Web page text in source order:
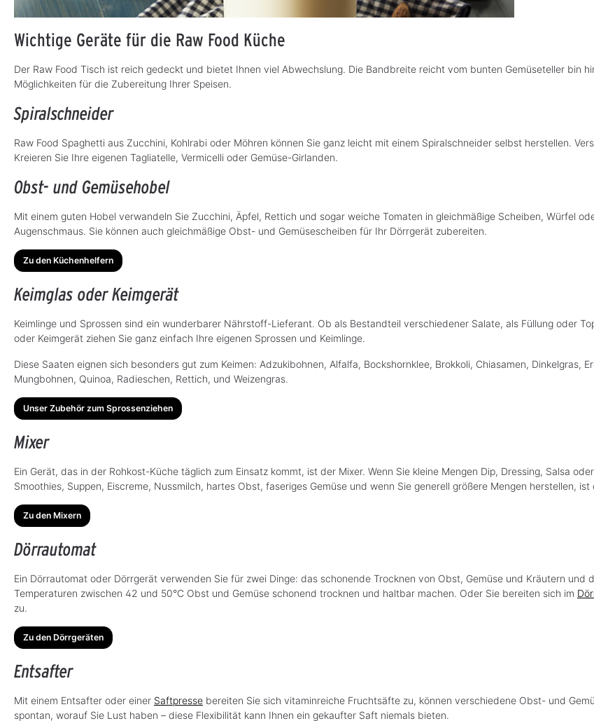
Wichtige Geräte für die Raw Food Küche
Der Raw Food Tisch ist reich gedeckt und bietet Ihnen viel Abwechslung. Die Bandbreite reicht vom bunten Gemüseteller bin
Möglichkeiten für die Zubereitung Ihrer Speisen.
Spiralschneider
Raw Food Spaghetti aus Zucchini, Kohlrabi oder Möhren können Sie ganz leicht mit einem Spiralschneider selbst herstellen.
Kreieren Sie Ihre eigenen Tagliatelle, Vermicelli oder Gemüse-Girlanden.
Obst- und Gemüsehobel
Mit einem guten Hobel verwandeln Sie Zucchini, Äpfel, Rettich und sogar weiche Tomaten in gleichmäßige Scheiben, Würfel
Augenschmaus. Sie können auch gleichmäßige Obst- und Gemüsescheiben für Ihr Dörrgerät zubereiten.
Zu den Küchenhelfern
Keimglas oder Keimgerät
Keimlinge und Sprossen sind ein wunderbarer Nährstoff-Lieferant. Ob als Bestandteil verschiedener Salate, als Füllung oder
oder Keimgerät ziehen Sie ganz einfach Ihre eigenen Sprossen und Keimlinge.
Diese Saaten eignen sich besonders gut zum Keimen: Adzukibohnen, Alfalfa, Bockshornklee, Brokkoli, Chiasamen, Dinkelgras,
Mungbohnen, Quinoa, Radieschen, Rettich, und Weizengras.
Unser Zubehör zum Sprossenziehen
Mixer
Ein Gerät, das in der Rohkost-Küche täglich zum Einsatz kommt, ist der Mixer. Wenn Sie kleine Mengen Dip, Dressing, Salsa
Smoothies, Suppen, Eiscreme, Nussmilch, hartes Obst, faseriges Gemüse und wenn Sie generell größere Mengen herstellen,
Zu den Mixern
Dörrautomat
Ein Dörrautomat oder Dörrgerät verwenden Sie für zwei Dinge: das schonende Trocknen von Obst, Gemüse und Kräutern und
Temperaturen zwischen 42 und 50°C Obst und Gemüse schonend trocknen und haltbar machen. Oder Sie bereiten sich im
zu.
Zu den Dörrgeräten
Entsafter
Mit einem Entsafter oder einer Saftpresse bereiten Sie sich vitaminreiche Fruchtsäfte zu, können verschiedene Obst- und
spontan, worauf Sie Lust haben – diese Flexibilität kann Ihnen ein gekaufter Saft niemals bieten.